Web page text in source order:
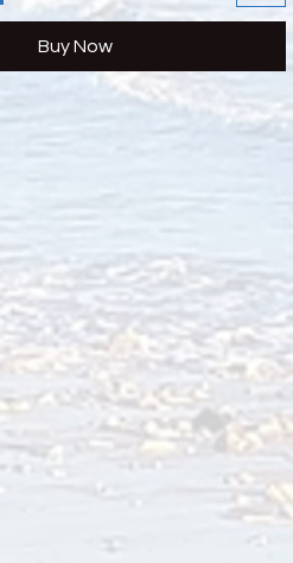
Buy Now